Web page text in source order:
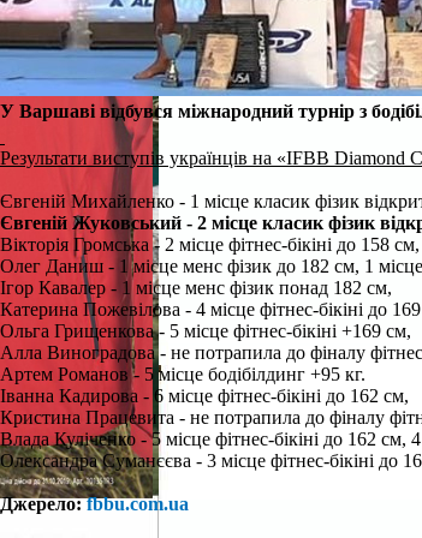
У Варшаві відбувся міжнародний турнір з
Результати виступів українців на «IFBB Diamond
Євгеній Михайленко - 1 місце класик фізик
Євгеній Жуковський - 2 місце класик фізик
Вікторія Громська - 2 місце фітнес-бікіні до 158 см,
Олег Даниш - 1 місце менс фізик до 182 см, 1
Ігор Кавалер - 1 місце менс фізик понад 182 см,
Катерина Пожевілова - 4 місце фітнес-бікіні до
Ольга Грищенкова - 5 місце фітнес-бікіні +169 см,
Алла Виноградова - не потрапила до фіналу
Артем Романов - 5 місце бодібілдинг +95 кг.
Іванна Кадирова - 6 місце фітнес-бікіні до 162 см,
Кристина Працевита - не потрапила до фіналу
Влада Куліченко - 5 місце фітнес-бікіні до 162 см,
Олександра Суманєєва - 3 місце фітнес-бікіні до
Джерело:fbbu.com.ua